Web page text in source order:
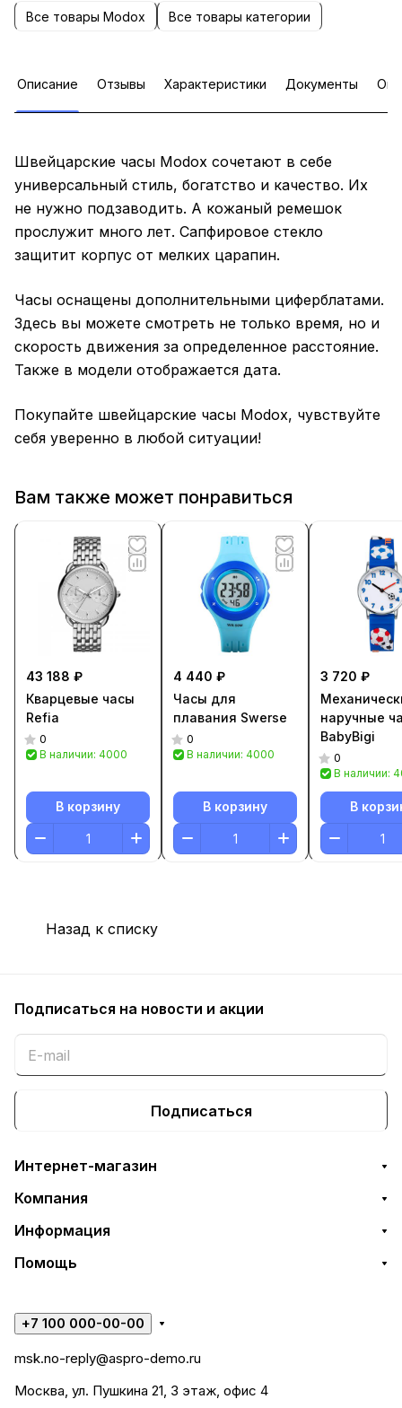
Все товары Modox Все товары категории
Описание Отзывы Характеристики Документы
Швейцарские часы Modox сочетают в себе
универсальный стиль, богатство и качество. Их
не нужно подзаводить. А кожаный ремешок
прослужит много лет. Сапфировое стекло
защитит корпус от мелких царапин.
Часы оснащены дополнительными циферблатами.
Здесь вы можете смотреть не только время, но и
скорость движения за определенное расстояние.
Также в модели отображается дата.
Покупайте швейцарские часы Modox, чувствуйте
себя уверенно в любой ситуации!
Вам также может понравиться
43 188 ₽
Кварцевые часы
Refia
0
В наличии: 4000
В корзину
4 440 ₽
Часы для
плавания Swerse
0
В наличии: 4000
В корзину
3 720 ₽
наручные
BabyBigi
0
В наличии:
В
Назад к списку
Подписаться на новости и акции
Подписаться
Интернет-магазин
Компания
Информация
Помощь
+7 100 000-00-00
msk.no-reply@aspro-demo.ru
Москва, ул. Пушкина 21, 3 этаж, офис 4